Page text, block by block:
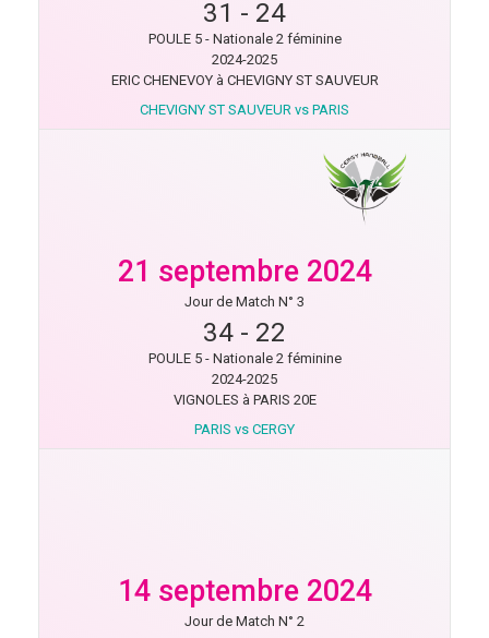
31 - 24
POULE 5 - Nationale 2 féminine
2024-2025
ERIC CHENEVOY à CHEVIGNY ST SAUVEUR
CHEVIGNY ST SAUVEUR vs PARIS
21 septembre 2024
Jour de Match N° 3
34 - 22
POULE 5 - Nationale 2 féminine
2024-2025
VIGNOLES à PARIS 20E
PARIS vs CERGY
14 septembre 2024
Jour de Match N° 2